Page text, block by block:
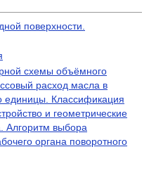
поверхности.
схемы объёмного
расход масла в
единицы. Классификация
и геометрические
Алгоритм выбора
органа поворотного